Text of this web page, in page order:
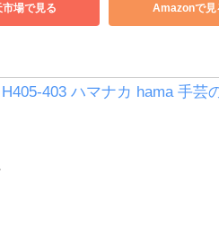
市場で見る Amazonで見
403 ハマナカ hama 手芸